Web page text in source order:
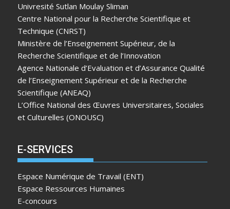
Univresité Sutlan Moulay Sliman
Centre National pour la Recherche Scientifique et
Technique (CNRST)
Ministère de l’Enseignement Supérieur, de la
Recherche Scientifique et de l’Innovation
Agence Nationale d’Evaluation et d’Assurance Qualité
de l’Enseignement Supérieur et de la Recherche
Scientifique (ANEAQ)
L’Office National des Œuvres Universitaires, Sociales
et Culturelles (ONOUSC)
E-SERVICES
Espace Numérique de Travail (ENT)
Espace Ressources Humaines
E-concours